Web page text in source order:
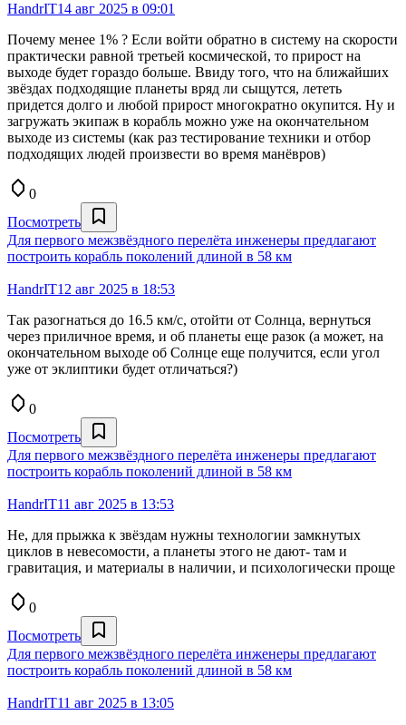
HandrIT14 авг 2025 в 09:01
Почему менее 1% ? Если войти обратно в систему на скорости
практически равной третьей космической, то прирост на
выходе будет гораздо больше. Ввиду того, что на ближайших
звёздах подходящие планеты вряд ли сыщутся, лететь
придется долго и любой прирост многократно окупится. Ну и
загружать экипаж в корабль можно уже на окончательном
выходе из системы (как раз тестирование техники и отбор
подходящих людей произвести во время манёвров)
0
Посмотреть
Для первого межзвёздного перелёта инженеры предлагают
построить корабль поколений длиной в 58 км
HandrIT12 авг 2025 в 18:53
Так разогнаться до 16.5 км/с, отойти от Солнца, вернуться
через приличное время, и об планеты еще разок (а может, на
окончательном выходе об Солнце еще получится, если угол
уже от эклиптики будет отличаться?)
0
Посмотреть
Для первого межзвёздного перелёта инженеры предлагают
построить корабль поколений длиной в 58 км
HandrIT11 авг 2025 в 13:53
Не, для прыжка к звёздам нужны технологии замкнутых
циклов в невесомости, а планеты этого не дают- там и
гравитация, и материалы в наличии, и психологически проще
0
Посмотреть
Для первого межзвёздного перелёта инженеры предлагают
построить корабль поколений длиной в 58 км
HandrIT11 авг 2025 в 13:05